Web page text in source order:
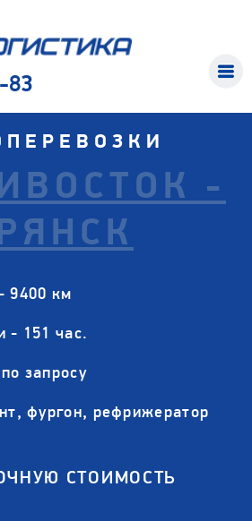
83
-
9400 км
- 151 час.
запросу
фургон, рефрижератор
СТОИМОСТЬ